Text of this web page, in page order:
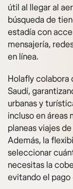
útil al llegar al
búsqueda de
estadía con
mensajería,
en línea.
Holafly colabora
Saudí,
urbanas y
incluso en áreas
planeas viajes
Además, la
seleccionar
necesitas la
evitando el pago